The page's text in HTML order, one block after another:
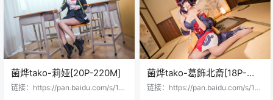
菌烨tako-莉娅[20P-220M]
链接：https://pan.baidu.com/s/1A
菌烨tako-葛飾北斎[18P-
111M]
链接：https://pan.baidu.com/s/1Ct